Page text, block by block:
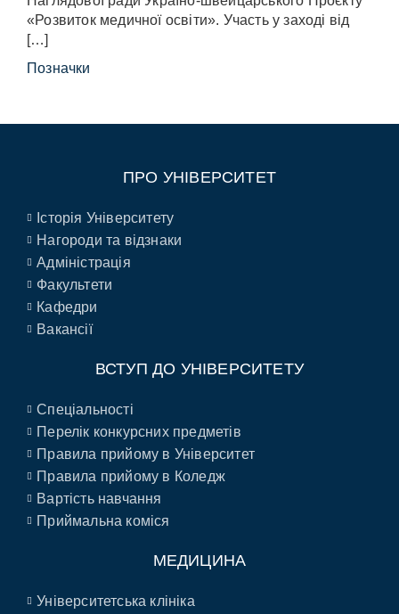
«Розвиток медичної освіти». Участь у заході від
[…]
Позначки
ПРО УНІВЕРСИТЕТ
Історія Університету
Нагороди та відзнаки
Адміністрація
Факультети
Кафедри
Вакансії
ВСТУП ДО УНІВЕРСИТЕТУ
Спеціальності
Перелік конкурсних предметів
Правила прийому в Університет
Правила прийому в Коледж
Вартість навчання
Приймальна коміся
МЕДИЦИНА
Університетська клініка